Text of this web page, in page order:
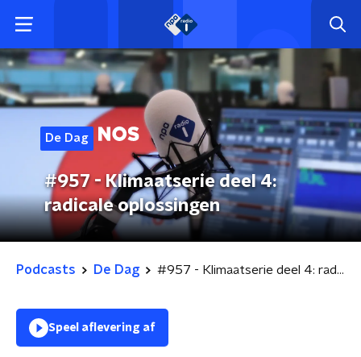
De Dag
#957 - Klimaatserie deel 4:
radicale oplossingen
Podcasts De Dag #957 - Klimaatserie deel 4: radicale oplossingen
Speel aflevering af